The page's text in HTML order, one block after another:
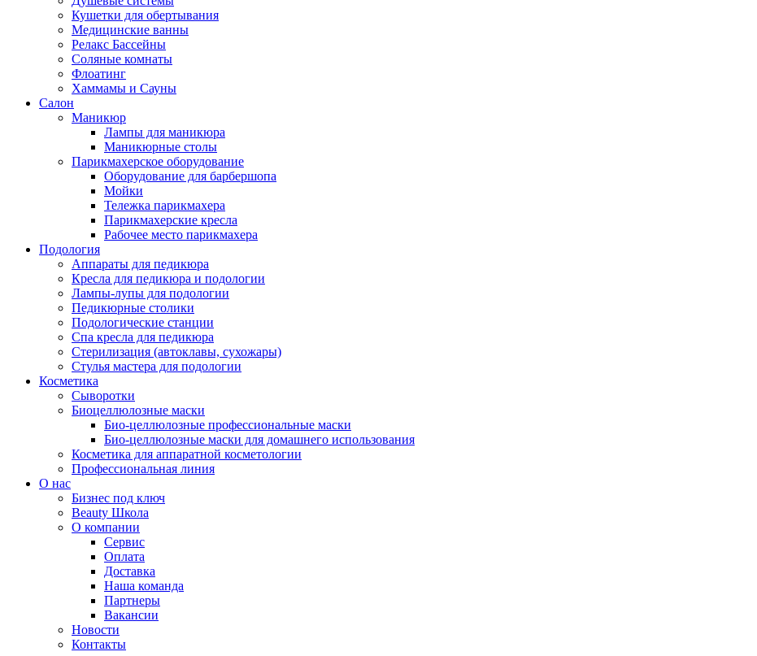
Кушетки для обертывания
Медицинские ванны
Релакс Бассейны
Соляные комнаты
Флоатинг
Хаммамы и Сауны
Салон
Маникюр
Лампы для маникюра
Маникюрные столы
Парикмахерское оборудование
Оборудование для барбершопа
Мойки
Тележка парикмахера
Парикмахерские кресла
Рабочее место парикмахера
Подология
Аппараты для педикюра
Кресла для педикюра и подологии
Лампы-лупы для подологии
Педикюрные столики
Подологические станции
Спа кресла для педикюра
Стерилизация (автоклавы, сухожары)
Стулья мастера для подологии
Косметика
Сыворотки
Биоцеллюлозные маски
Био-целлюлозные профессиональные маски
Био-целлюлозные маски для домашнего использования
Косметика для аппаратной косметологии
Профессиональная линия
О нас
Бизнес под ключ
Beauty Школа
О компании
Сервис
Оплата
Доставка
Наша команда
Партнеры
Вакансии
Новости
Контакты